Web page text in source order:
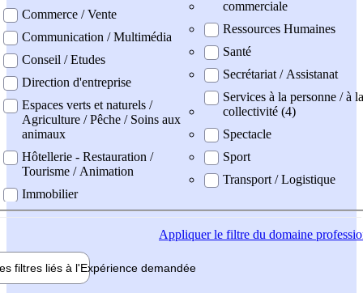
Commerce / Vente
Communication / Multimédia
Conseil / Etudes
Direction d'entreprise
Espaces verts et naturels /
Agriculture / Pêche / Soins aux
animaux
Hôtellerie - Restauration /
Tourisme / Animation
Immobilier
commerciale
Ressources Humaines
Santé
Secrétariat / Assistanat
Services à la personne / à la
collectivité (4)
Spectacle
Sport
Transport / Logistique
Appliquerle filtre du domaine
filtres liés à l'Expérience demandée